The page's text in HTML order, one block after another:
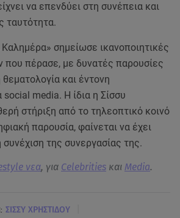
να επενδύει στη συνέπεια και
ταυτότητα.
σημείωσε ικανοποιητικές
που πέρασε, με δυνατές παρουσίες
και έντονη
social media. Η ίδια η Σίσσυ
στήριξη από το τηλεοπτικό κοινό
παρουσία, φαίνεται να έχει
συνέχιση της συνεργασίας της.
νεα, για Celebrities και Media.
ΣΙΣΣΥ ΧΡΗΣΤΙΔΟΥ